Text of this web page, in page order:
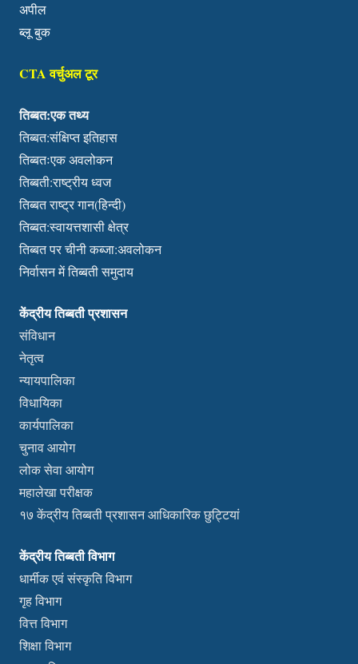
अपील
ब्लू बुक
CTA वर्चुअल टूर
तिब्बत:एक तथ्य
तिब्बत:संक्षिप्त इतिहास
तिब्बतःएक अवलोकन
तिब्बती:राष्ट्रीय ध्वज
तिब्बत राष्ट्र गान(हिन्दी)
तिब्बत:स्वायत्तशासी क्षेत्र
तिब्बत पर चीनी कब्जा:अवलोकन
निर्वासन में तिब्बती समुदाय
केंद्रीय तिब्बती प्रशासन
संविधान
नेतृत्व
न्यायपालिका
विधायिका
कार्यपालिका
चुनाव आयोग
लोक सेवा आयोग
महालेखा परीक्षक
१७ केंद्रीय तिब्बती प्रशासन आधिकारिक छुट्टियां
केंद्रीय तिब्बती विभाग
धार्मीक एवं संस्कृति विभाग
गृह विभाग
वित्त विभाग
शिक्षा विभाग